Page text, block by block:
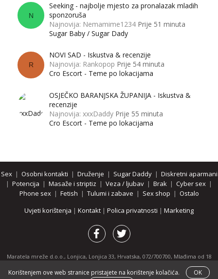
N
Seeking - najbolje mjesto za pronalazak mladih
sponzoruša
Najnovija: Nemamime1234 Prije 51 minuta
Sugar Baby / Sugar Dady
R
NOVI SAD - Iskustva & recenzije
Najnovija: Rankopop Prije 54 minuta
Cro Escort - Teme po lokacijama
OSJEČKO BARANJSKA ŽUPANIJA - Iskustva &
recenzije
Najnovija: xxxDaddy Prije 55 minuta
Cro Escort - Teme po lokacijama
Sex| Osobni kontakti | Druženje | Sugar Daddy| Diskretni aparmani
| Potencija | Masaže i striptiz | Veza / ljubav | Brak | Cyber sex |
Phone sex| Fetish | Tulumi i zabave | Sex shop | Ostalo
Uvjeti korištenja | Kontakt | Polica privatnosti | Marketing
Maratela mreže d.o.o., Lonjica, Lonjica 33, Hrvatska, 072/700700, Mlađima od 18
godina zabranjeno je pregledavanje stranice i svih njenih dijelova.
Partnerski portali:osobnikontakti.com|hotline.hr|ThePornDude.com
Korištenjem ove web stranice pristajete na korištenje kolačića. OK